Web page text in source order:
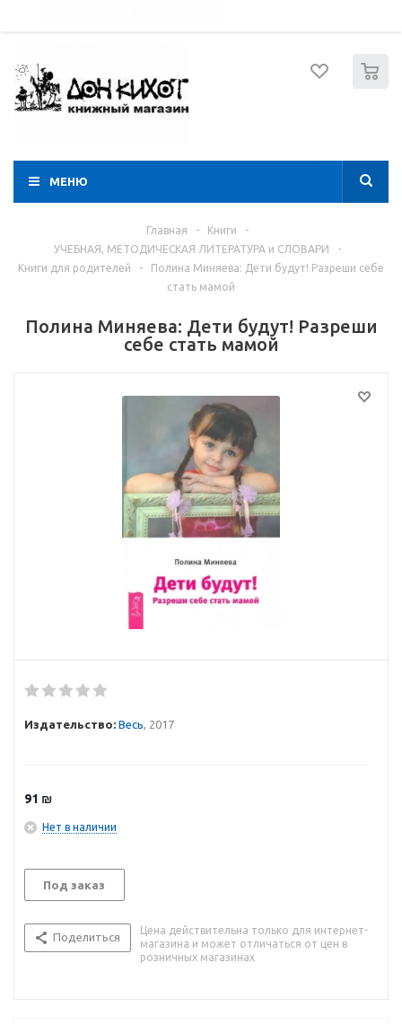
МЕНЮ
Главная - Книги
-
УЧЕБНАЯ, МЕТОДИЧЕСКАЯ ЛИТЕРАТУРА и СЛОВАРИ
-
Книги для родителей
-
Полина Миняева: Дети будут! Разреши себе
стать мамой
Полина Миняева: Дети будут! Разреши
себе стать мамой
Издательство: Весь, 2017
91 ₪
Нет в наличии
Под заказ
Поделиться
Цена действительна только для интернет-
магазина и может отличаться от цен в
розничных магазинах